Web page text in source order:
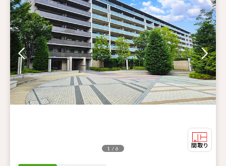
1 / 6